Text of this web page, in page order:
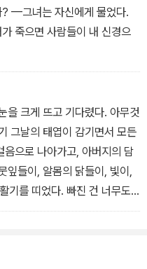
하나의 순간들은 너무도 강
존재하기 위해 과거나 미래
속하지 않는 지식을 가져다
까운 직접적인 지식. 거기서
을 받아들이는 사람이 아니라
. 너무도 진실하고, 너무도 치
기만 하는 것이다. 삶의 한 순
갈된다. 나는 진실을 직접 만
순간들 속에 삽입해 이전과
라서 아무것도 나를 구속하지
? —그녀는 자신에게 물었다.
죽으면 사람들이 내 신경으
을 크게 뜨고 기다렸다. 아무것
그날의 태엽이 감기면서 모든
으로 나아가고, 아버지의 담
잎들이, 알몸의 닭들이, 빛이,
기를 띠었다. 빠진 건 너무도